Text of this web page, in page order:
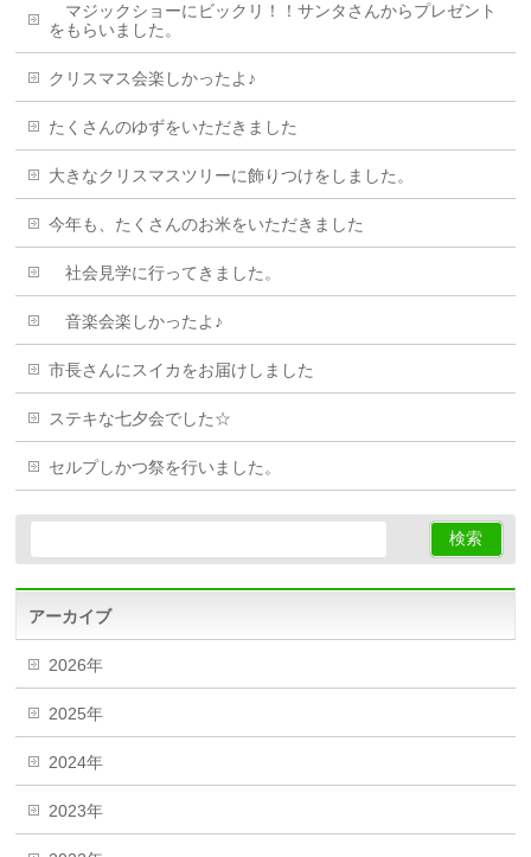
マジックショーにビックリ！！サンタさんからプレゼント
をもらいました。
クリスマス会楽しかったよ♪
たくさんのゆずをいただきました
大きなクリスマスツリーに飾りつけをしました。
今年も、たくさんのお米をいただきました
社会見学に行ってきました。
音楽会楽しかったよ♪
市長さんにスイカをお届けしました
ステキな七夕会でした☆
セルプしかつ祭を行いました。
アーカイブ
2026年
2025年
2024年
2023年